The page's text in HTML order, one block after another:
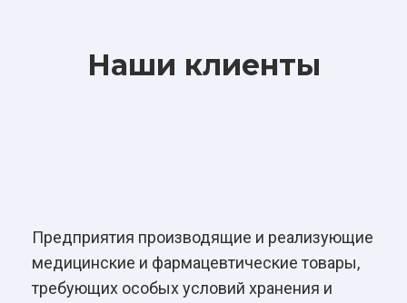
Наши клиенты
Предприятия производящие и реализующие
медицинские и фармацевтические товары,
требующих особых условий хранения и